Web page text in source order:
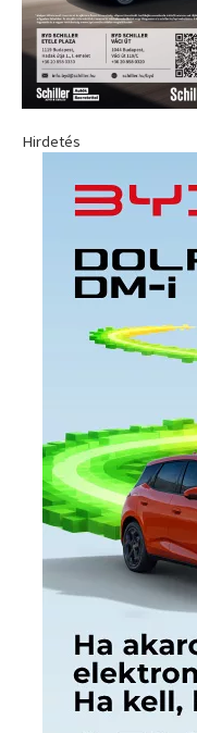
Hirdetés